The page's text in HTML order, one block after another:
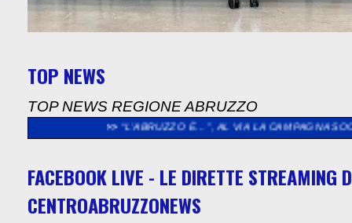
TOP NEWS
TOP NEWS REGIONE ABRUZZO
“L’ABRUZZO È…”, AL VIA LA CAMPAGNA SOCIAL DEDICATA
FACEBOOK LIVE - LE DIRETTE STREAMING
CENTROABRUZZONEWS